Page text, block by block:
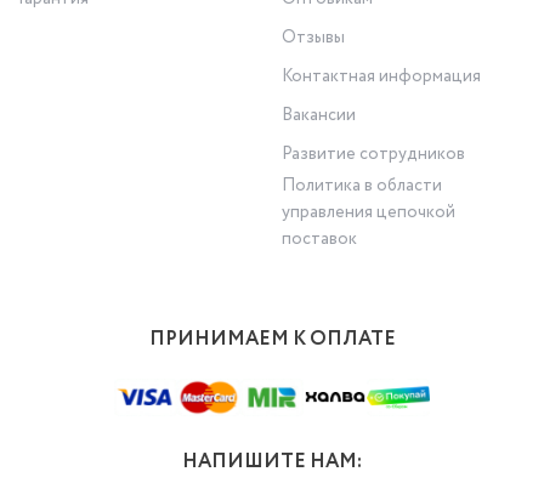
Отзывы
Контактная информация
Вакансии
Развитие сотрудников
Политика в области
управления цепочкой
поставок
ПРИНИМАЕМ К ОПЛАТЕ
НАПИШИТЕ НАМ: